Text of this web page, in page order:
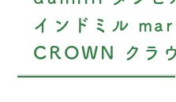
インドミル
CROWN クラ